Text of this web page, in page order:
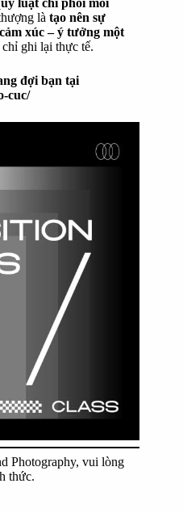
là tạo nên sự
xúc – ý tưởng một
ghi lại thực tế.
đợi bạn tại
cuc/
Photography, vui lòng
thức.